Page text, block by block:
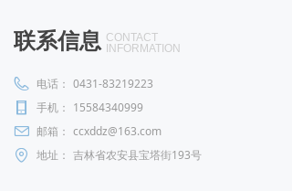
联系信息 CONTACT
INFORMATION
电话： 0431-83219223
手机： 15584340999
邮箱： ccxddz@163.com
地址： 吉林省农安县宝塔街193号